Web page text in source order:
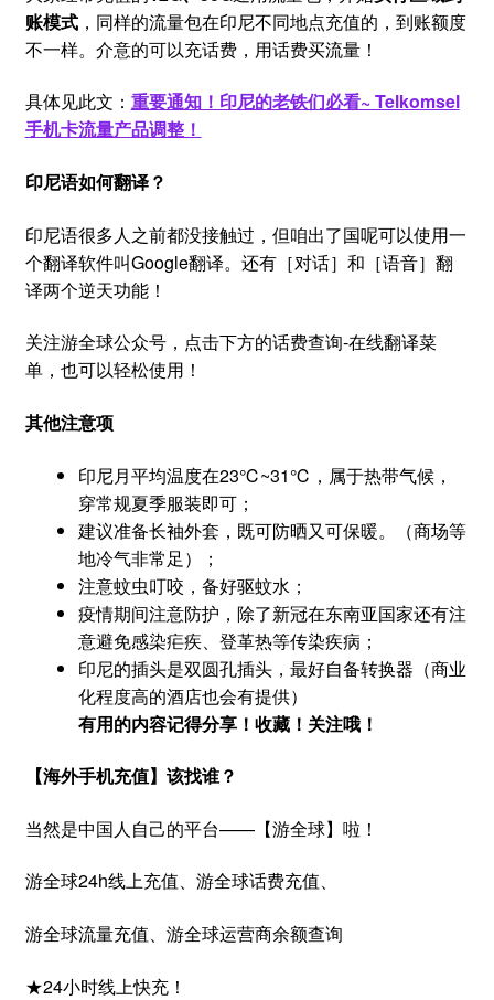
账模式，同样的流量包在印尼不同地点充值的，到账额度
不一样。介意的可以充话费，用话费买流量！
具体见此文： 重要通知！印尼的老铁们必看~ Telkomsel
手机卡流量产品调整！
印尼语如何翻译？
印尼语很多人之前都没接触过，但咱出了国呢可以使用一
个翻译软件叫Google翻译。还有［对话］和［语音］翻
译两个逆天功能！
关注游全球公众号，点击下方的话费查询-在线翻译菜
单，也可以轻松使用！
其他注意项
印尼月平均温度在23℃~31℃，属于热带气候，
穿常规夏季服装即可；
建议准备长袖外套，既可防晒又可保暖。（商场等
地冷气非常足）；
注意蚊虫叮咬，备好驱蚊水；
疫情期间注意防护，除了新冠在东南亚国家还有注
意避免感染疟疾、登革热等传染疾病；
印尼的插头是双圆孔插头，最好自备转换器（商业
化程度高的酒店也会有提供）
有用的内容记得分享！收藏！关注哦！
【海外手机充值】该找谁？
当然是中国人自己的平台——【游全球】啦！
游全球24h线上充值、游全球话费充值、
游全球流量充值、游全球运营商余额查询
★24小时线上快充！